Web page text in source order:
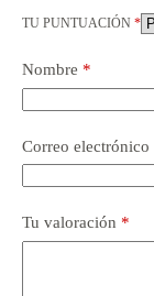
TU PUNTUACIÓN *
Nombre *
Correo electrónico
Tu valoración *